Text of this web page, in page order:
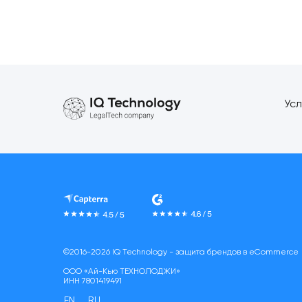
©2016-2026 IQ Technology - защита брендов в eCommerce
ООО «Ай-Кью ТЕХНОЛОДЖИ»
ИНН 7801419491